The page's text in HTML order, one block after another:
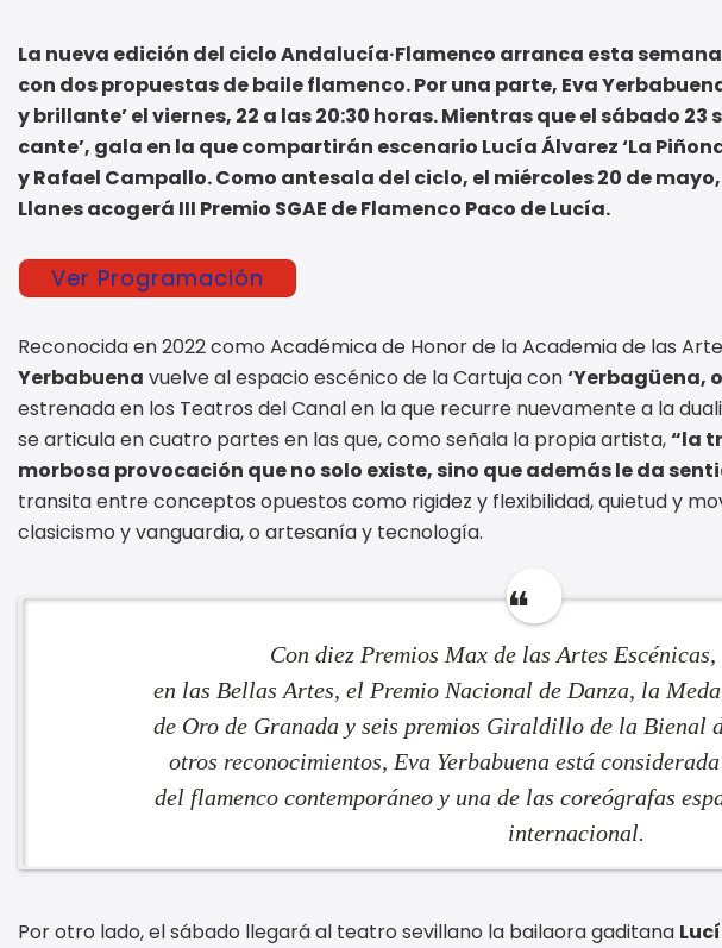
La nueva edición del ciclo Andalucía·Flamenco arranca esta
con dos propuestas de baile flamenco. Por una parte, Eva
y brillante’ el viernes, 22 a las 20:30 horas. Mientras que el sábado 23
cante’, gala en la que compartirán escenario Lucía Álvarez ‘La
y Rafael Campallo. Como antesala del ciclo, el miércoles 20 de
Llanes acogerá III Premio SGAE de Flamenco Paco de Lucía.
Ver Programación
Reconocida en 2022 como Académica de Honor de la Academia de las
Yerbabuena vuelve al espacio escénico de la Cartuja con‘Yerbagüena,
estrenada en los Teatros del Canal en la que recurre nuevamente a la
se articula en cuatro partes en las que, como señala la propia artista,“la
morbosa provocación que no solo existe, sino que además le da
transita entre conceptos opuestos como rigidez y flexibilidad, quietud y
clasicismo y vanguardia, o artesanía y tecnología.
Con diez Premios Max de las Artes
en las Bellas Artes, el Premio Nacional de Danza, la
de Oro de Granada y seis premios Giraldillo de la Bienal
otros reconocimientos, Eva Yerbabuena está
del flamenco contemporáneo y una de las coreógrafas
internacional.
Por otro lado, el sábado llegará al teatro sevillano la bailaora gaditana